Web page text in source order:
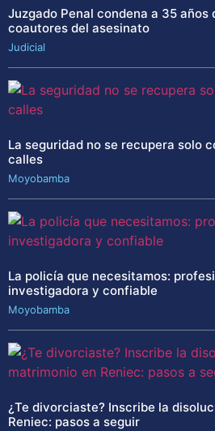
Juzgado Penal condena a 35 años
coautores del asesinato
Judicial
La seguridad no se recupera solo
calles
Moyobamba
La policía que necesitamos:
investigadora y confiable
Moyobamba
¿Te divorciaste? Inscribe la
Reniec: pasos a seguir